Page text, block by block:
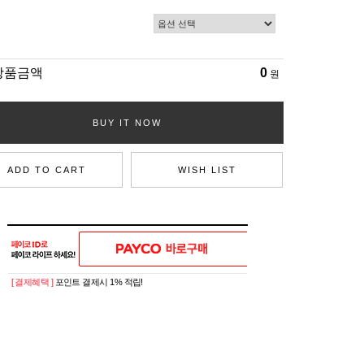
품금액 0 원
BUY IT NOW
ADD TO CART WISH LIST
[ 결제혜택 ] 포인트 결제시 1% 적립!